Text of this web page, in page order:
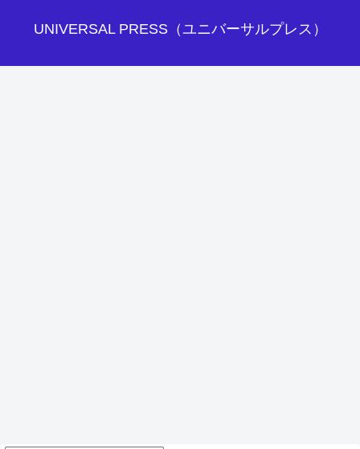
UNIVERSAL PRESS（ユニバーサルプレス）